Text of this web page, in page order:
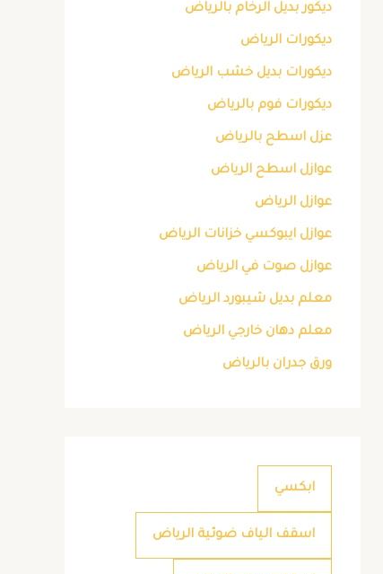
ديكور بديل الرخام بالرياض
ديكورات الرياض
ديكورات بديل خشب الرياض
ديكورات فوم بالرياض
عزل اسطح بالرياض
عوازل اسطح الرياض
عوازل الرياض
عوازل ايبوكسي خزانات الرياض
عوازل صوت في الرياض
معلم بديل شيبورد الرياض
معلم دهان خارجي الرياض
ورق جدران بالرياض
ابكسي
اسقف الياف ضوئية الرياض